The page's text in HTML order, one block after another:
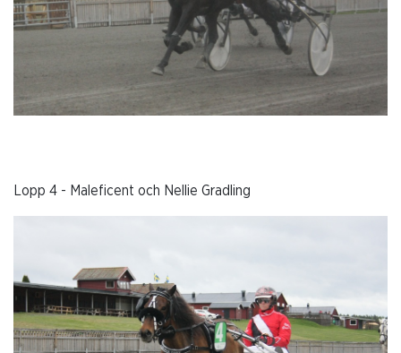
Lopp 4 - Maleficent och Nellie Gradling